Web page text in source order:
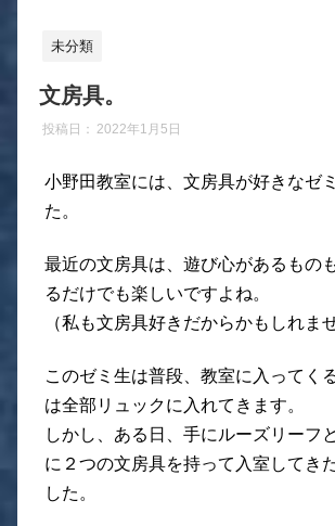
未分類
文房具。
投稿日： 2022年1月5日
小野田教室には、文房具が好きなゼ
た。
最近の文房具は、遊び心があるもの
るだけでも楽しいですよね。
（私も文房具好きだからかもしれま
このゼミ生は普段、教室に入ってく
は全部リュックに入れてきます。
しかし、ある日、手にルーズリーフ
に２つの文房具を持って入室してき
した。